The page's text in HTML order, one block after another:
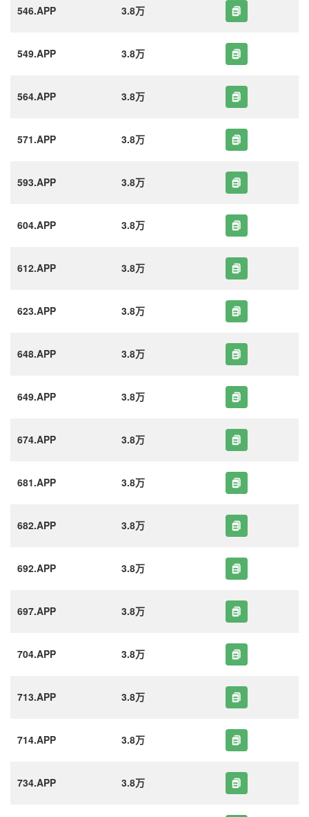
546.APP 3.8万
549.APP 3.8万
564.APP 3.8万
571.APP 3.8万
593.APP 3.8万
604.APP 3.8万
612.APP 3.8万
623.APP 3.8万
648.APP 3.8万
649.APP 3.8万
674.APP 3.8万
681.APP 3.8万
682.APP 3.8万
692.APP 3.8万
697.APP 3.8万
704.APP 3.8万
713.APP 3.8万
714.APP 3.8万
734.APP 3.8万